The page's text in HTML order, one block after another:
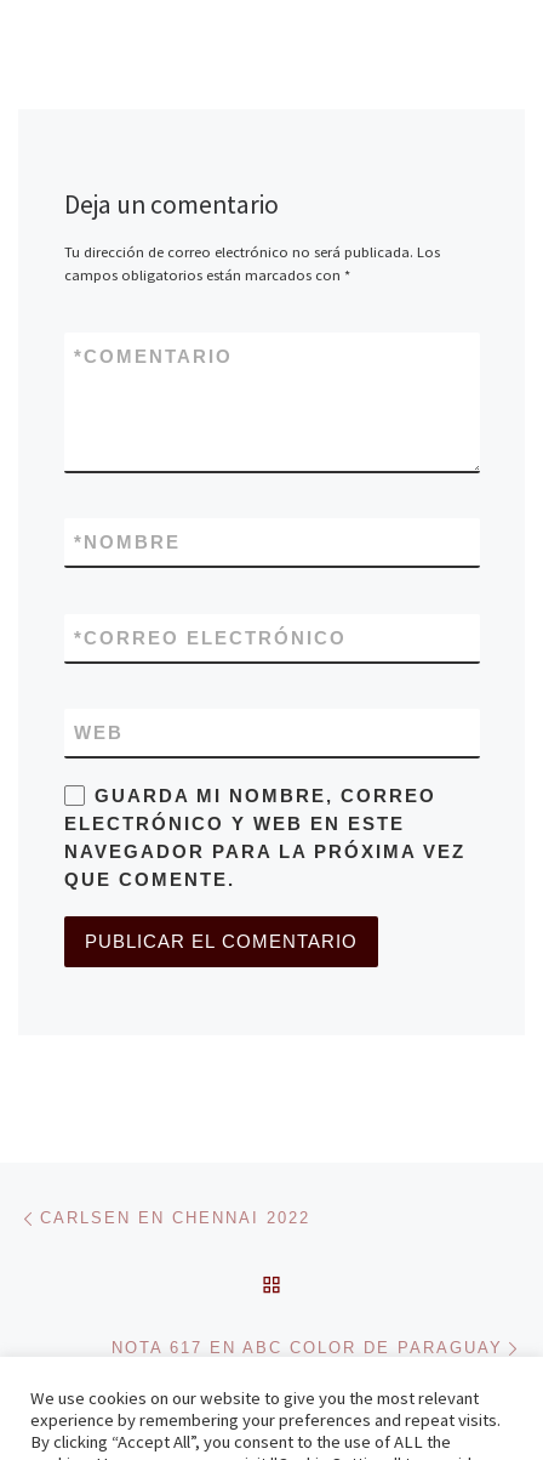
Deja un comentario
Tu dirección de correo electrónico no será publicada. Los
campos obligatorios están marcados con *
COMENTARIO
*
NOMBRE
*
CORREO ELECTRÓNICO
*
WEB
GUARDA MI NOMBRE, CORREO
ELECTRÓNICO Y WEB EN ESTE
NAVEGADOR PARA LA PRÓXIMA VEZ
QUE COMENTE.
Navegación de entradas
CARLSEN EN CHENNAI 2022
NOTA 617 EN ABC COLOR DE PARAGUAY
© 2026Zenonchess Ediciones– Todos los derechos reservados
We use cookies on our website to give you the most relevant
experience by remembering your preferences and repeat visits.
By clicking “Accept All”, you consent to the use of ALL the